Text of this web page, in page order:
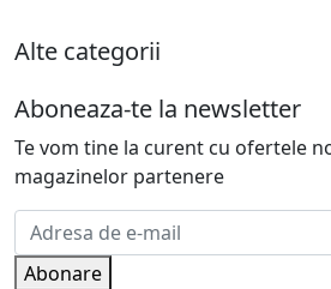
Alte categorii
Aboneaza-te la newsletter
Te vom tine la curent cu ofertele
magazinelor partenere
Abonare